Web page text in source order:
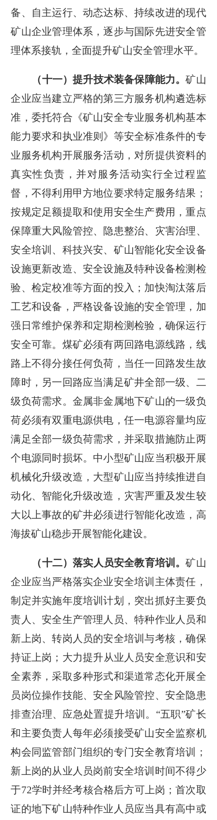
备、自主运行、动态达标、持续改进的现代
矿山企业管理体系，逐步与国际先进安全管
理体系接轨，全面提升矿山安全管理水平。
（十一）提升技术装备保障能力。矿山
企业应当建立严格的第三方服务机构遴选标
准，委托符合《矿山安全专业服务机构基本
能力要求和执业准则》等安全标准条件的专
业服务机构开展服务活动，对所提供资料的
真实性负责，并对服务活动实行全过程监
督，不得利用甲方地位要求特定服务结果；
按规定足额提取和使用安全生产费用，重点
保障重大风险管控、隐患整治、灾害治理、
安全培训、科技兴安、矿山智能化安全设备
设施更新改造、安全设施及特种设备检测检
验、检定校准等方面的投入；加快淘汰落后
工艺和设备，严格设备设施的安全管理，加
强日常维护保养和定期检测检验，确保运行
安全可靠。煤矿必须有两回路电源线路，线
路上不得分接任何负荷，当任一回路发生故
障时，另一回路应当满足矿井全部一级、二
级负荷需求。金属非金属地下矿山的一级负
荷必须有双重电源供电，任一电源容量均应
满足全部一级负荷需求，并采取措施防止两
个电源同时损坏。中小型矿山应当积极开展
机械化升级改造，大型矿山应当持续推进自
动化、智能化升级改造，灾害严重及发生较
大以上事故的矿井必须进行智能化改造，高
海拔矿山稳步开展智能化建设。
（十二）落实人员安全教育培训。矿山
企业应当严格落实企业安全培训主体责任，
制定并实施年度培训计划，突出抓好主要负
责人、安全生产管理人员、特种作业人员和
新上岗、转岗人员的安全培训与考核，确保
持证上岗；大力提升从业人员安全意识和安
全素养，采取多种形式和渠道常态化开展全
员岗位操作技能、安全风险管控、安全隐患
排查治理、应急处置提升培训。 “五职”矿长
和主要负责人每年必须接受矿山安全监察机
构会同监管部门组织的专门安全教育培训；
新上岗的从业人员岗前安全培训时间不得少
于72学时并经考核合格后方可上岗；首次取
证的地下矿山特种作业人员应当具有高中或